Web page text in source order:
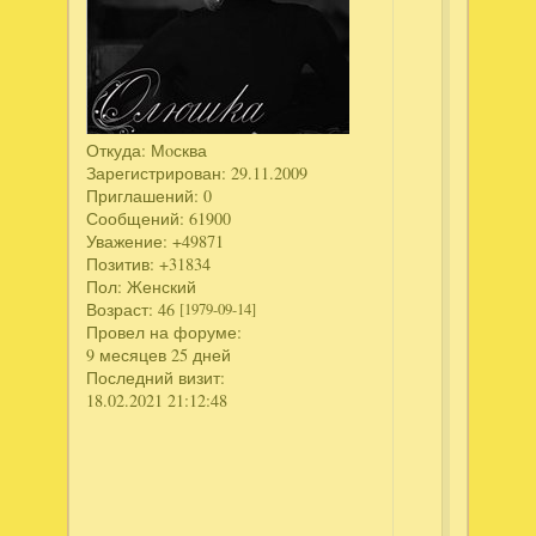
Откуда: Мoсква
Зарегистрирован: 29.11.2009
Приглашений: 0
Сообщений: 61900
Уважение: +49871
Позитив: +31834
Пол: Женский
Возраст: 46 [1979-09-14]
Провел на форуме:
9 месяцев 25 дней
Последний визит:
18.02.2021 21:12:48